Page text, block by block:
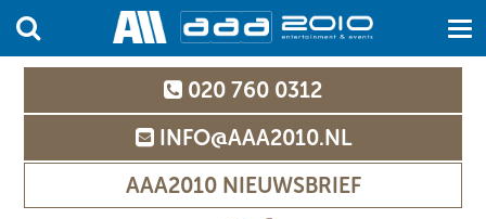
020 760 0312
INFO@AAA2010.NL
AAA2010 NIEUWSBRIEF